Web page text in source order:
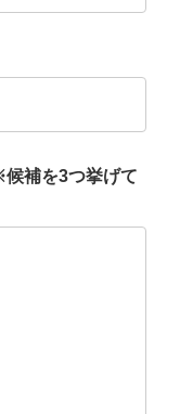
補を3つ挙げて